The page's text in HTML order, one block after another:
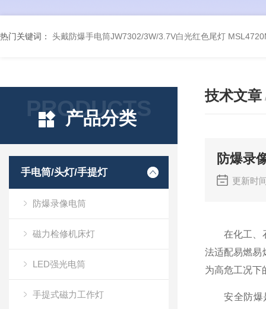
热门关键词： 头戴防爆手电筒JW7302/3W/3.7V白光红色尾灯
PRODUCTS
产品分类
手电筒/头灯/手提灯
防爆录像电筒
磁力检修机床灯
LED强光电筒
手提式磁力工作灯
技术文章
防爆录
更新时
在化工、石
法适配易燃易
为高危工况下
安全防爆是